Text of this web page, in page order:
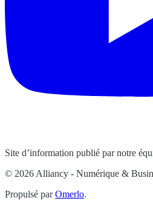
Site d’information publié par notre
© 2026 Alliancy - Numérique &
Propulsé parOmerlo.